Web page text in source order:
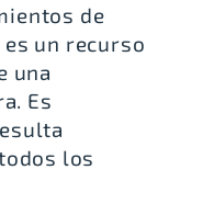
de
un recurso
una
Es
los